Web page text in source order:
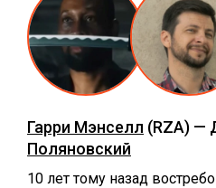
Гарри Мэнселл (RZA) —
Поляновский
10 лет тому назад